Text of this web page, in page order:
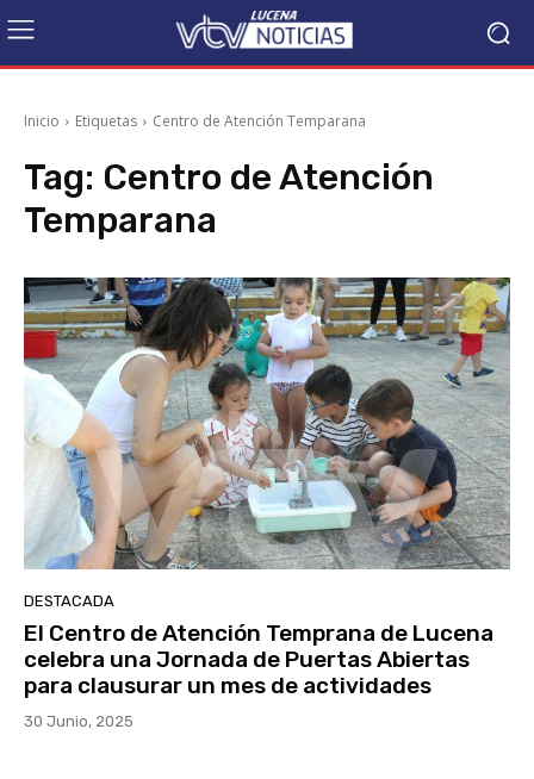
Inicio Etiquetas Centro de Atención Temparana
Tag: Centro de Atención
Temparana
DESTACADA
El Centro de Atención Temprana de Lucena
celebra una Jornada de Puertas Abiertas
para clausurar un mes de actividades
30 Junio, 2025